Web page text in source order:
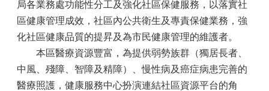
局各業務處功能性分工及強化社區保健服務，以落實社
區健康管理成效，社區內公共衛生及專責保健業務，強
化社區健康品質的提昇及為市民健康管理的維護者。
本區醫療資源豐富，為提供弱勢族群（獨居長者、
中風、殘障、智障及精障）、慢性病及癌症病患完善的
醫療照護，健康服務中心扮演連結社區資源平台的角